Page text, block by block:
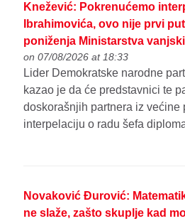
Knežević: Pokrenućemo
Ibrahimovića, ovo nije prvi
poniženja Ministarstva
on 07/08/2026 at 18:33
Lider Demokratske narodne
kazao je da će predstavnici te
doskorašnjih partnera iz većine
interpelaciju o radu šefa
Novaković Đurović:
ne slaže, zašto skuplje kad